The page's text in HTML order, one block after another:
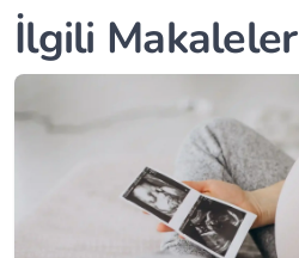
İlgili Makaleler